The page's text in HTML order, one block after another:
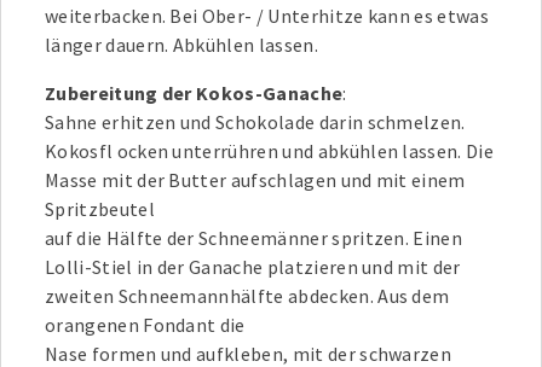
weiterbacken. Bei Ober- / Unterhitze kann es etwas
länger dauern. Abkühlen lassen.
Zubereitung der Kokos-Ganache:
Sahne erhitzen und Schokolade darin schmelzen.
Kokosfl ocken unterrühren und abkühlen lassen. Die
Masse mit der Butter aufschlagen und mit einem
Spritzbeutel
auf die Hälfte der Schneemänner spritzen. Einen
Lolli-Stiel in der Ganache platzieren und mit der
zweiten Schneemannhälfte abdecken. Aus dem
orangenen Fondant die
Nase formen und aufkleben, mit der schwarzen